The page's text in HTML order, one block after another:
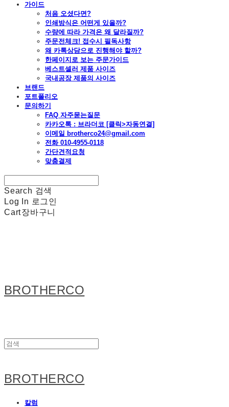
가이드
처음 오셨다면?
인쇄방식은 어떤게 있을까?
수량에 따라 가격은 왜 달라질까?
주문전체크! 접수시 필독사항
왜 카톡상담으로 진행해야 할까?
한페이지로 보는 주문가이드
베스트셀러 제품 사이즈
국내공장 제품의 사이즈
브랜드
포트폴리오
문의하기
FAQ 자주묻는질문
카카오톡 : 브라더코 [클릭>자동연결]
이메일 brotherco24@gmail.com
전화 010-4955-0118
간단견적요청
맞춤결제
Search 검색
Log In 로그인
Cart장바구니
BROTHERCO
BROTHERCO
칼럼